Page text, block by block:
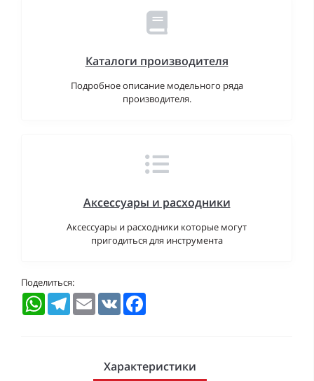
Каталоги производителя
Подробное описание модельного ряда
производителя.
Аксессуары и расходники
Аксессуары и расходники которые могут
пригодиться для инструмента
Поделиться:
WhatsAppTelegramEmail VK
Характеристики